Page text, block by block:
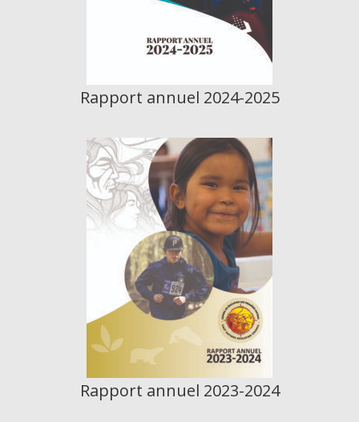
Rapport annuel 2024-2025
Rapport annuel 2023-2024